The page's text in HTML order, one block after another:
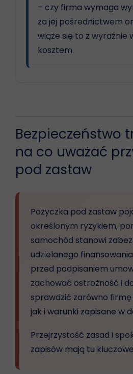
– czy firma wymaga
za jej pośrednictwem
wiąże się to z wyraźnie
kosztem.
Bezpieczeństwo
na co uważać
pod zastaw
Pożyczka pod zastaw
określonym ryzykiem,
samochód stanowi
udzielanego
przed podpisaniem
zachować ostrożność i
sprawdzić zarówno
jak i warunki zapisane w
Przejrzystość zasad i
zapisów mają tu